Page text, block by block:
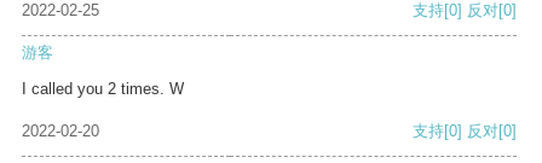
2022-02-25 支持[0] 反对[0]
游客
I called you 2 times. W
2022-02-20 支持[0] 反对[0]